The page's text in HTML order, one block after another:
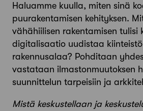
Haluamme kuulla, miten sinä
puurakentamisen kehityksen.
vähähiilisen rakentamisen tulisi
digitalisaatio uudistaa
rakennusalaa? Pohditaan
vastataan ilmastonmuutoksen
suunnittelun tarpeisiin ja
Mistä keskustellaan ja